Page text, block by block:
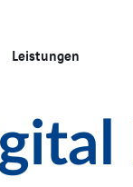
Leistungen